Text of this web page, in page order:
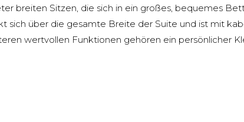
breiten Sitzen, die sich in ein großes, bequemes
über die gesamte Breite der Suite und ist mit
wertvollen Funktionen gehören ein persönlicher